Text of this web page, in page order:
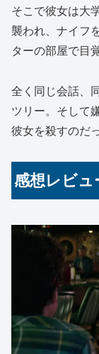
そこで彼女は大
襲われ、ナイフ
ターの部屋で目
全く同じ会話、
ツリー。そして
彼女を殺すのだ
感想レビュ